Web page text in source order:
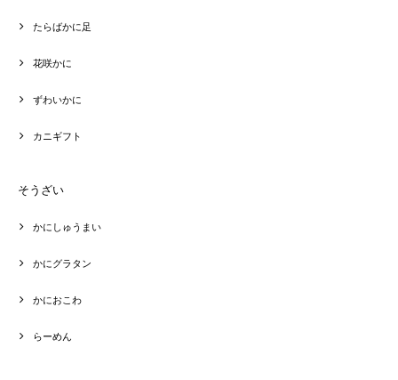
たらばかに足
花咲かに
ずわいかに
カニギフト
そうざい
かにしゅうまい
かにグラタン
かにおこわ
らーめん